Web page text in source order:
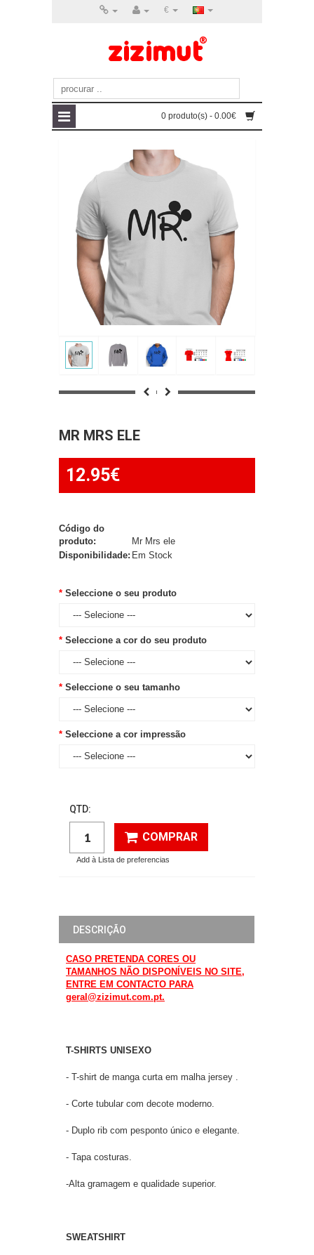
€
0 produto(s) - 0.00€
MR MRS ELE
12.95€
Código do
produto:
Mr Mrs ele
Disponibilidade:Em Stock
Seleccione o seu produto
Seleccione a cor do seu produto
Seleccione o seu tamanho
Seleccione a cor impressão
QTD:
COMPRAR
Add à Lista de preferencias
DESCRIÇÃO
CASO PRETENDA CORES OU
TAMANHOS NÃO DISPONÍVEIS NO SITE,
ENTRE EM CONTACTO PARA
geral@zizimut.com.pt.
T-SHIRTS UNISEXO
- T-shirt de manga curta em malha jersey .
- Corte tubular com decote moderno.
- Duplo rib com pesponto único e elegante.
- Tapa costuras.
-Alta gramagem e qualidade superior.
SWEATSHIRT